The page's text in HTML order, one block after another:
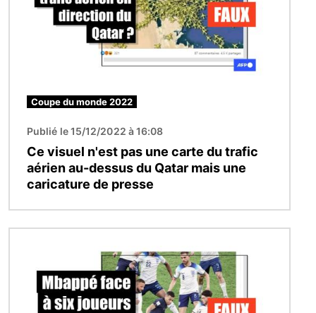
Coupe du monde 2022
Publié le 15/12/2022 à 16:08
Ce visuel n'est pas une carte du trafic
aérien au-dessus du Qatar mais une
caricature de presse